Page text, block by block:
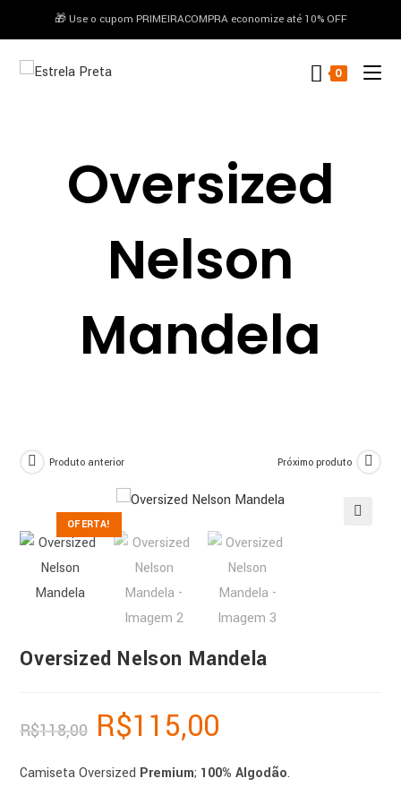
conteúdo🎁 Use o cupom PRIMEIRACOMPRA economize até 10% OFF
0
Oversized
Nelson
Mandela
OFERTA!
Produto anterior Próximo produto
Oversized Nelson Mandela
R$118,00 R$115,00
Camiseta Oversized Premium; 100% Algodão.